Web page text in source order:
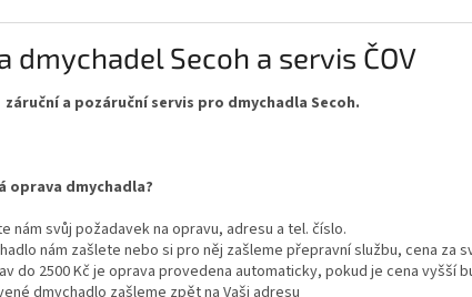
dmychadel Secoh a servis ČOV
a pozáruční servis pro dmychadla Secoh.
oprava dmychadla?
nám svůj požadavek na opravu, adresu a tel. číslo.
nám zašlete nebo si pro něj zašleme přepravní službu, cena za
do 2500 Kč je oprava provedena automaticky, pokud je cena vyšší
dmychadlo zašleme zpět na Vaši adresu